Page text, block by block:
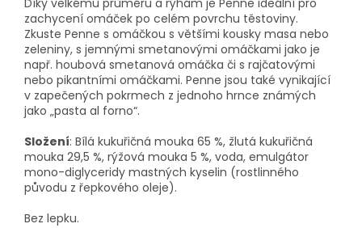
Díky velkému průměru a rýhám je Penne ideální pro
zachycení omáček po celém povrchu těstoviny.
Zkuste Penne s omáčkou s většími kousky masa nebo
zeleniny, s jemnými smetanovými omáčkami jako je
např. houbová smetanová omáčka či s rajčatovými
nebo pikantními omáčkami. Penne jsou také vynikající
v zapečených pokrmech z jednoho hrnce známých
jako „pasta al forno“.
Složení: Bílá kukuřičná mouka 65 %, žlutá kukuřičná
mouka 29,5 %, rýžová mouka 5 %, voda, emulgátor
mono-diglyceridy mastných kyselin (rostlinného
původu z řepkového oleje).
Bez lepku.